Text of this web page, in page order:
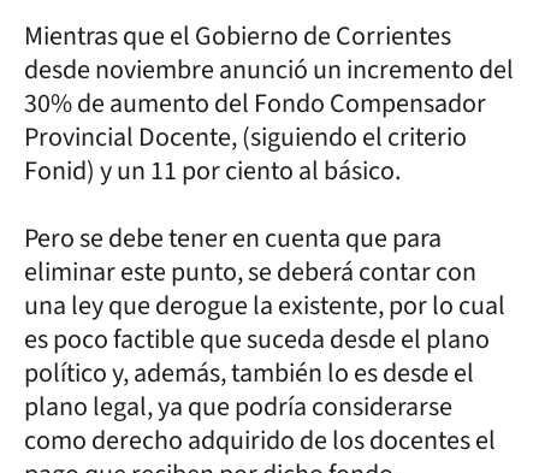
Mientras que el Gobierno de Corrientes
desde noviembre anunció un incremento del
30% de aumento del Fondo Compensador
Provincial Docente, (siguiendo el criterio
Fonid) y un 11 por ciento al básico.
Pero se debe tener en cuenta que para
eliminar este punto, se deberá contar con
una ley que derogue la existente, por lo cual
es poco factible que suceda desde el plano
político y, además, también lo es desde el
plano legal, ya que podría considerarse
como derecho adquirido de los docentes el